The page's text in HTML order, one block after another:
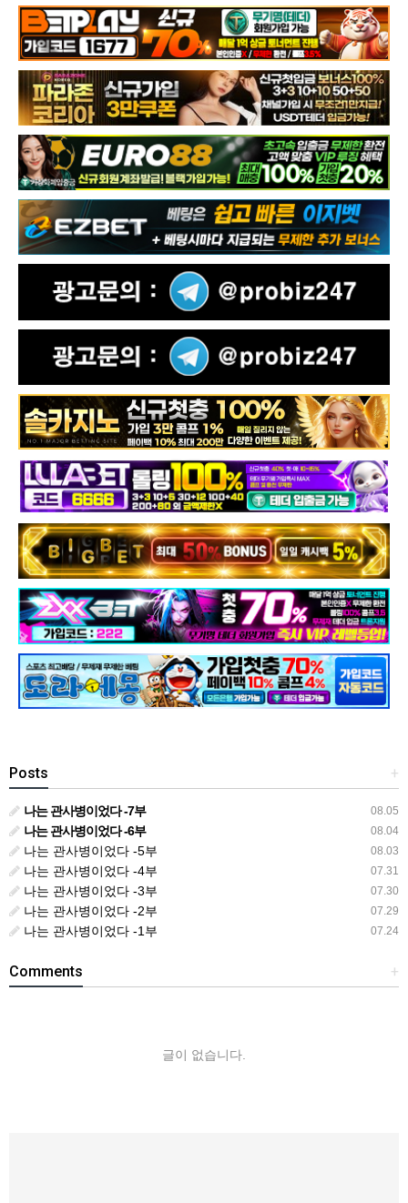
+
Posts
08.05
나는 관사병이었다 -7부
08.04
나는 관사병이었다 -6부
08.03
나는 관사병이었다 -5부
07.31
나는 관사병이었다 -4부
07.30
나는 관사병이었다 -3부
07.29
나는 관사병이었다 -2부
07.24
나는 관사병이었다 -1부
+
Comments
글이 없습니다.